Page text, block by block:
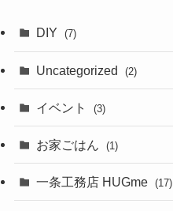
DIY (7)
Uncategorized (2)
イベント (3)
お家ごはん (1)
一条工務店 HUGme (17)